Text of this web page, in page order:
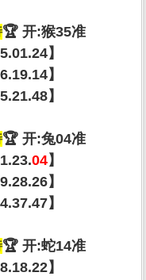
🏆 开:猴35准
】
】
】
🏆 开:兔04准
04】
】
】
🏆 开:蛇14准
】